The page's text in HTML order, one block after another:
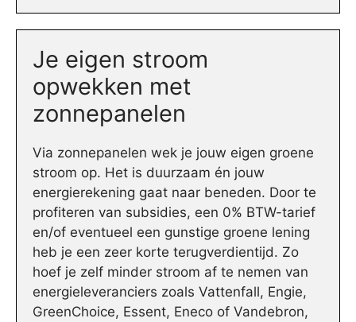
Je eigen stroom
opwekken met
zonnepanelen
Via zonnepanelen wek je jouw eigen groene
stroom op. Het is duurzaam én jouw
energierekening gaat naar beneden. Door te
profiteren van subsidies, een 0% BTW-tarief
en/of eventueel een gunstige groene lening
heb je een zeer korte terugverdientijd. Zo
hoef je zelf minder stroom af te nemen van
energieleveranciers zoals Vattenfall, Engie,
GreenChoice, Essent, Eneco of Vandebron,